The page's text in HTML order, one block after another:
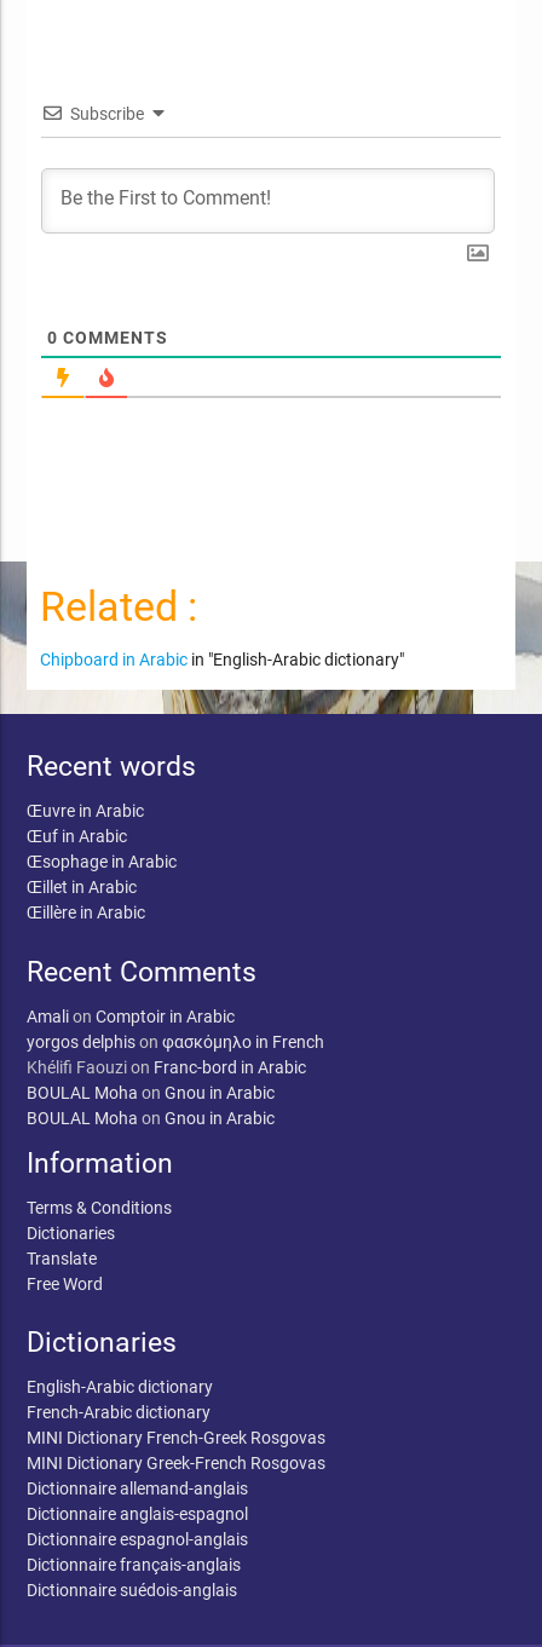
Subscribe
0 COMMENTS
Related :
Chipboard in Arabic in "English-Arabic dictionary"
Recent words
Œuvre in Arabic
Œuf in Arabic
Œsophage in Arabic
Œillet in Arabic
Œillère in Arabic
Recent Comments
AmalionComptoir in Arabic
yorgos delphisonφασκόμηλο in French
Khélifi Faouzion Franc-bord in Arabic
BOULAL Moha onGnou in Arabic
BOULAL Moha onGnou in Arabic
Information
Terms & Conditions
Dictionaries
Translate
Free Word
Dictionaries
English-Arabic dictionary
French-Arabic dictionary
MINI Dictionary French-Greek Rosgovas
MINI Dictionary Greek-French Rosgovas
Dictionnaire allemand-anglais
Dictionnaire anglais-espagnol
Dictionnaire espagnol-anglais
Dictionnaire français-anglais
Dictionnaire suédois-anglais